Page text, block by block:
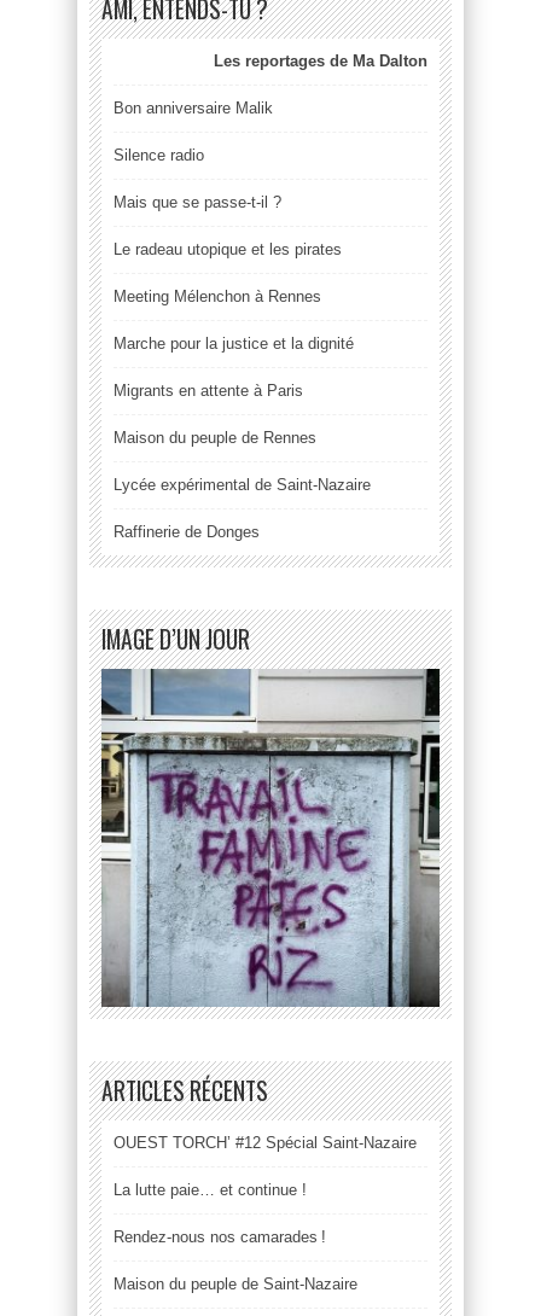
AMI, ENTENDS-TU ?
Les reportages de Ma Dalton
Bon anniversaire Malik
Silence radio
Mais que se passe-t-il ?
Le radeau utopique et les pirates
Meeting Mélenchon à Rennes
Marche pour la justice et la dignité
Migrants en attente à Paris
Maison du peuple de Rennes
Lycée expérimental de Saint-Nazaire
Raffinerie de Donges
IMAGE D’UN JOUR
ARTICLES RÉCENTS
OUEST TORCH’ #12 Spécial Saint-Nazaire
La lutte paie… et continue !
Rendez-nous nos camarades !
Maison du peuple de Saint-Nazaire